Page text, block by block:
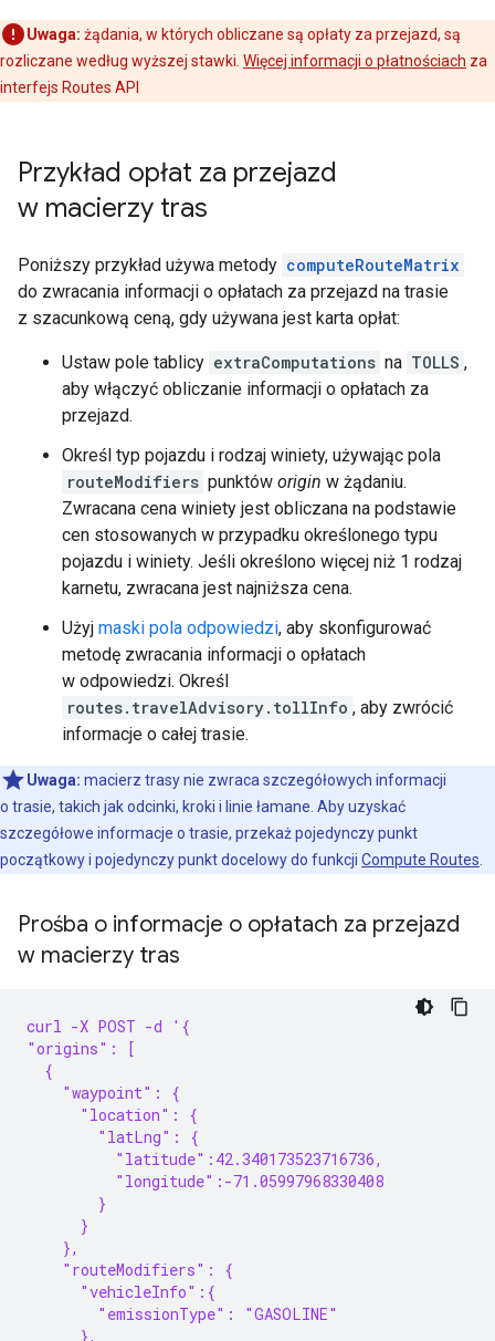
Uwaga: żądania, w których obliczane są opłaty za przejazd, są
rozliczane według wyższej stawki. Więcej informacji o płatnościach za
interfejs Routes API
Przykład opłat za przejazd
w macierzy tras
Poniższy przykład używa metody computeRouteMatrix
do zwracania informacji o opłatach za przejazd na trasie
z szacunkową ceną, gdy używana jest karta opłat:
Ustaw pole tablicy extraComputations na TOLLS ,
aby włączyć obliczanie informacji o opłatach za
przejazd.
Określ typ pojazdu i rodzaj winiety, używając pola
routeModifiers punktów origin w żądaniu.
Zwracana cena winiety jest obliczana na podstawie
cen stosowanych w przypadku określonego typu
pojazdu i winiety. Jeśli określono więcej niż 1 rodzaj
karnetu, zwracana jest najniższa cena.
Użyj maski pola odpowiedzi, aby skonfigurować
metodę zwracania informacji o opłatach
w odpowiedzi. Określ
routes.travelAdvisory.tollInfo , aby zwrócić
informacje o całej trasie.
Uwaga: macierz trasy nie zwraca szczegółowych informacji
o trasie, takich jak odcinki, kroki i linie łamane. Aby uzyskać
szczegółowe informacje o trasie, przekaż pojedynczy punkt
początkowy i pojedynczy punkt docelowy do funkcji Compute Routes
Prośba o informacje o opłatach za przejazd
w macierzy tras
curl -X POST -d '{
"origins": [
  {
    "waypoint": {
      "location": {
        "latLng": {
          "latitude":42.340173523716736,
          "longitude":-71.05997968330408
        }
      }
    },
    "routeModifiers": {
      "vehicleInfo":{
        "emissionType": "GASOLINE"
      },